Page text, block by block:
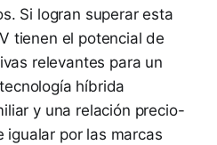
Si logran superar esta
tienen el potencial de
relevantes para un
híbrida
y una relación precio-
igualar por las marcas